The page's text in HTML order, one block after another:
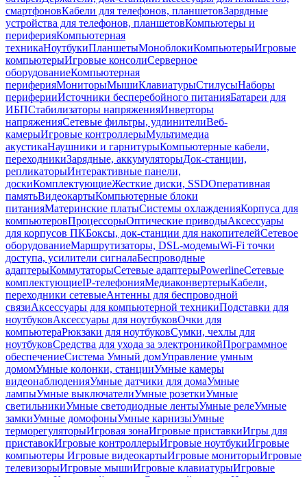
смартфоновКабели для телефонов, планшетовЗарядные
устройства для телефонов, планшетовКомпьютеры и
периферияКомпьютерная
техникаНоутбукиПланшетыМоноблокиКомпьютерыИгровые
компьютерыИгровые консолиСерверное
оборудованиеКомпьютерная
периферияМониторыМышиКлавиатурыСтилусыНаборы
периферииИсточники бесперебойного питанияБатареи для
ИБПСтабилизаторы напряженияИнверторы
напряженияСетевые фильтры, удлинителиВеб-
камерыИгровые контроллерыМультимедиа
акустикаНаушники и гарнитурыКомпьютерные кабели,
переходникиЗарядные, аккумуляторыДок-станции,
репликаторыИнтерактивные панели,
доскиКомплектующиеЖесткие диски, SSDОперативная
памятьВидеокартыКомпьютерные блоки
питанияМатеринские платыСистемы охлажденияКорпуса для
компьютеровПроцессорыОптические приводыАксессуары
для корпусов ПКБоксы, док-станции для накопителейСетевое
оборудованиеМаршрутизаторы, DSL-модемыWi-Fi точки
доступа, усилители сигналаБеспроводные
адаптерыКоммутаторыСетевые адаптерыPowerlineСетевые
комплектующиеIP-телефонияМедиаконвертерыКабели,
переходники сетевыеАнтенны для беспроводной
связиАксессуары для компьютерной техникиПодставки для
ноутбуковАксессуары для ноутбуковОчки для
компьютераРюкзаки для ноутбуковСумки, чехлы для
ноутбуковСредства для ухода за электроникойПрограммное
обеспечениеСистема Умный домУправление умным
домомУмные колонки, станцииУмные камеры
видеонаблюденияУмные датчики для домаУмные
лампыУмные выключателиУмные розеткиУмные
светильникиУмные светодиодные лентыУмные релеУмные
замкиУмные домофоныУмные карнизыУмные
терморегуляторыИгровая зонаИгровые приставкиИгры для
приставокИгровые контроллерыИгровые ноутбукиИгровые
компьютеры Игровые видеокартыИгровые мониторыИгровые
телевизорыИгровые мышиИгровые клавиатурыИгровые